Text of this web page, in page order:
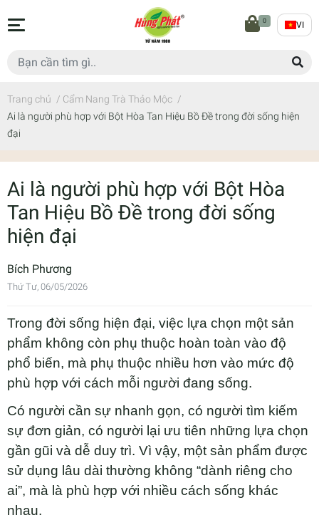
0 VI
Trang chủ / Cẩm Nang Trà Thảo Mộc /
Ai là người phù hợp với Bột Hòa Tan Hiệu Bồ Đề trong đời sống hiện
đại
Ai là người phù hợp với Bột Hòa
Tan Hiệu Bồ Đề trong đời sống
hiện đại
Bích Phương
Thứ Tư, 06/05/2026
Trong đời sống hiện đại, việc lựa chọn một sản
phẩm không còn phụ thuộc hoàn toàn vào độ
phổ biến, mà phụ thuộc nhiều hơn vào mức độ
phù hợp với cách mỗi người đang sống.
Có người cần sự nhanh gọn, có người tìm kiếm
sự đơn giản, có người lại ưu tiên những lựa chọn
gần gũi và dễ duy trì. Vì vậy, một sản phẩm được
sử dụng lâu dài thường không “dành riêng cho
ai”, mà là phù hợp với nhiều cách sống khác
nhau.